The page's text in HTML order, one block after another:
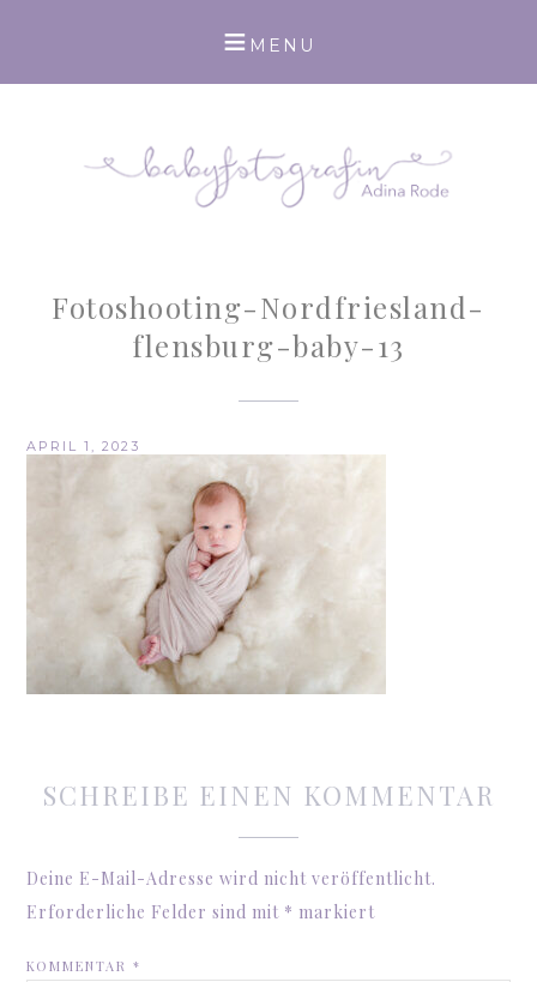
Fotoshooting-Nordfriesland-
flensburg-baby-13
APRIL 1, 2023
SCHREIBE EINEN KOMMENTAR
Deine E-Mail-Adresse wird nicht veröffentlicht.
Erforderliche Felder sind mit * markiert
KOMMENTAR*